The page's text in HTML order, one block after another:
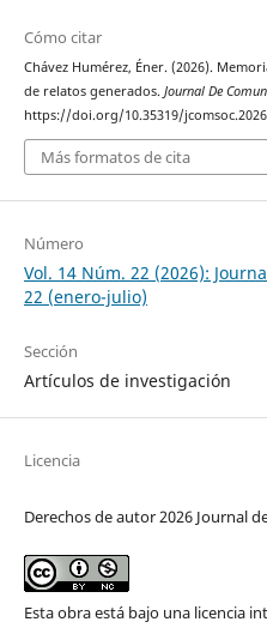
Cómo citar
Chávez Humérez, Éner. (2026).
de relatos generados. Journal De
https://doi.org/10.35319/
Más formatos de cita
Número
Vol. 14 Núm. 22 (2026):
22 (enero-julio)
Sección
Artículos de investigación
Licencia
Derechos de autor 2026 Journal
Esta obra está bajo una licencia